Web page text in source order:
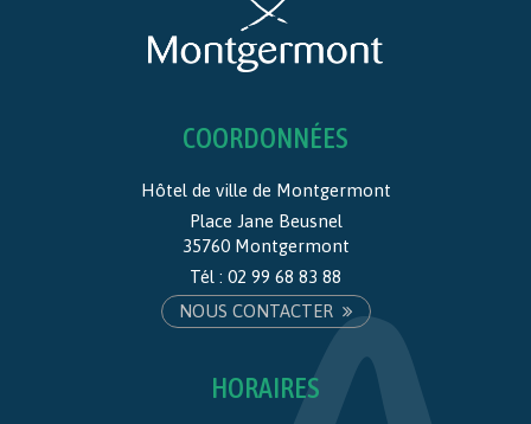
COORDONNÉES
Hôtel de ville de Montgermont
Place Jane Beusnel
35760 Montgermont
Tél : 02 99 68 83 88
NOUS CONTACTER
HORAIRES